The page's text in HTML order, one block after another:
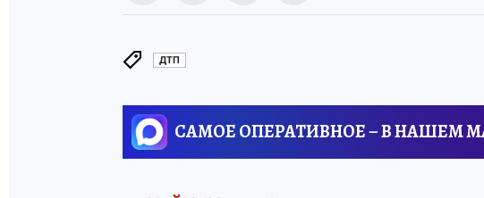
ДТП
САМОЕ ОПЕРАТИВНОЕ – В НАШЕМ